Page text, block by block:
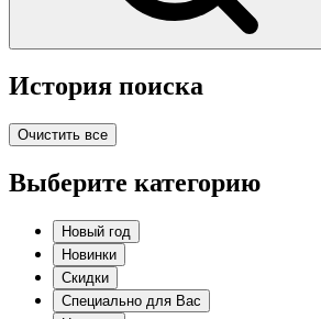
История поиска
Очистить все
Выберите категорию
Новый год
Новинки
Скидки
Специально для Вас